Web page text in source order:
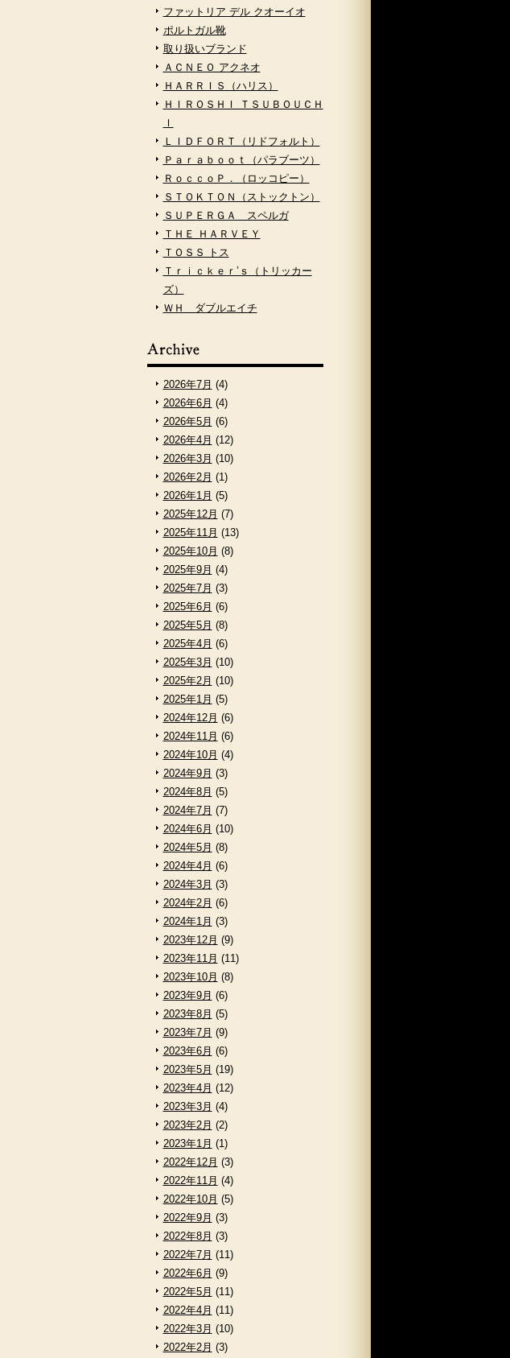
ファットリア デル クオーイオ
ポルトガル靴
取り扱いブランド
ＡＣＮＥＯ アクネオ
ＨＡＲＲＩＳ（ハリス）
ＨＩＲＯＳＨＩ ＴＳＵＢＯＵＣＨ
Ｉ
ＬＩＤＦＯＲＴ（リドフォルト）
Ｐａｒａｂｏｏｔ（パラブーツ）
ＲｏｃｃｏＰ．（ロッコピー）
ＳＴＯＫＴＯＮ（ストックトン）
ＳＵＰＥＲＧＡ スペルガ
ＴＨＥ ＨＡＲＶＥＹ
ＴＯＳＳ トス
Ｔｒｉｃｋｅｒ’ｓ（トリッカー
ズ）
ＷＨ ダブルエイチ
2026年7月 (4)
2026年6月 (4)
2026年5月 (6)
2026年4月 (12)
2026年3月 (10)
2026年2月 (1)
2026年1月 (5)
2025年12月 (7)
2025年11月 (13)
2025年10月 (8)
2025年9月 (4)
2025年7月 (3)
2025年6月 (6)
2025年5月 (8)
2025年4月 (6)
2025年3月 (10)
2025年2月 (10)
2025年1月 (5)
2024年12月 (6)
2024年11月 (6)
2024年10月 (4)
2024年9月 (3)
2024年8月 (5)
2024年7月 (7)
2024年6月 (10)
2024年5月 (8)
2024年4月 (6)
2024年3月 (3)
2024年2月 (6)
2024年1月 (3)
2023年12月 (9)
2023年11月 (11)
2023年10月 (8)
2023年9月 (6)
2023年8月 (5)
2023年7月 (9)
2023年6月 (6)
2023年5月 (19)
2023年4月 (12)
2023年3月 (4)
2023年2月 (2)
2023年1月 (1)
2022年12月 (3)
2022年11月 (4)
2022年10月 (5)
2022年9月 (3)
2022年8月 (3)
2022年7月 (11)
2022年6月 (9)
2022年5月 (11)
2022年4月 (11)
2022年3月 (10)
2022年2月 (3)